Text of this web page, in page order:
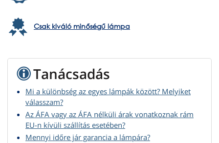
Csak kiváló minőségű lámpa
Tanácsadás
Mi a különbség az egyes lámpák között? Melyiket
válasszam?
Az ÁFA vagy az ÁFA nélküli árak vonatkoznak rám
EU-n kívüli szállítás esetében?
Mennyi időre jár garancia a lámpára?